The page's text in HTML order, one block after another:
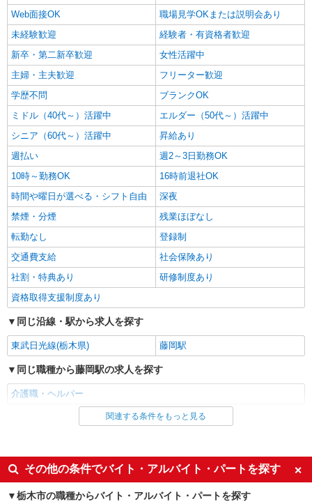
栃木市//栃木駅の近く
詳細を見る
派遣社員
株式会社kotrio /●UT-H-1733450
栃木市のデイサービス/夕方には必ず帰れる人
気の職場♪
時給1500円〜2125円 ＜日払い有/週払い有/交
通費全支給(ガソリン代含む)＞
栃木市 ★面接なし
キープ 詳細を見る
派遣社員
株式会社kotrio /●UT-H-1870945
＼収入アップを全面サポート／小規模デイ
STAFF｜資格支援制度あり
時給1500円〜2125円 ＜日払い有/週払い有/交
通費全支給(ガソリン代含む)＞
キープ
派遣社員
株式会社kotrio /●UT-H-2009868
毎日通うのが楽しみになる＊ホテルのような美
しいサ高住のSTAFF
栃木市 ＊最寄り駅：新栃木
キープ 詳細を見る
Web面接OK
職場見学OKまたは説明会あり
未経験歓迎
経験者・有資格者歓迎
新卒・第二新卒歓迎
女性活躍中
主婦・主夫歓迎
フリーター歓迎
学歴不問
ブランクOK
ミドル（40代～）活躍中
エルダー（50代～）活躍中
シニア（60代～）活躍中
昇給あり
週払い
週2～3日勤務OK
10時～勤務OK
16時前退社OK
時間や曜日が選べる・シフト自由
深夜
禁煙・分煙
残業ほぼなし
転勤なし
登録制
交通費支給
社会保険あり
社割・特典あり
研修制度あり
資格取得支援制度あり
同じ沿線・駅から求人を探す
東武日光線(栃木県) 藤岡駅
同じ職種から藤岡駅の求人を探す
介護職・ヘルパー
同じ雇用形態から藤岡駅の求人を探す
派遣社員
紹介予定派遣
同じ特徴から藤岡駅の求人を探す
関連する条件をもっと見る
その他の条件でバイト・アルバイト・パートを探す
栃木市の職種からバイト・アルバイト・パートを探す